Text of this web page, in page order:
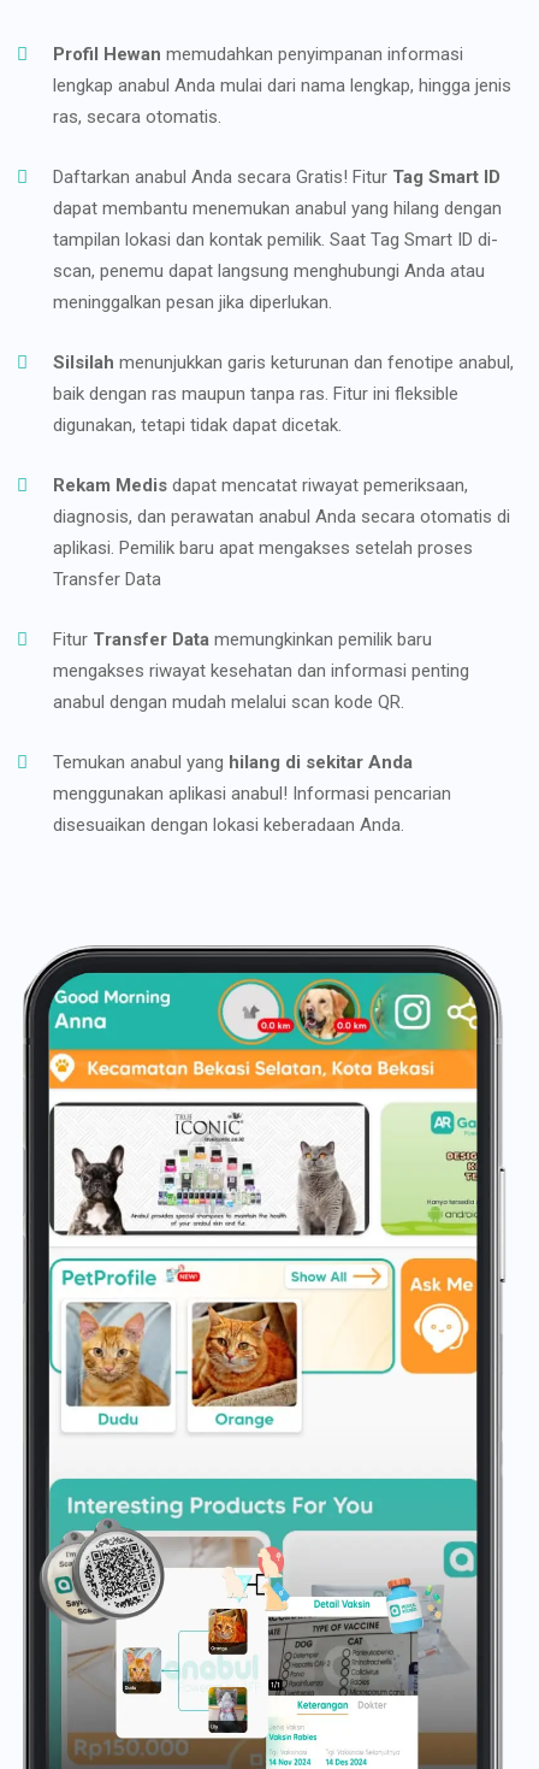
Profil Hewan memudahkan penyimpanan informasi
lengkap anabul Anda mulai dari nama lengkap, hingga jenis
ras, secara otomatis.
Daftarkan anabul Anda secara Gratis! Fitur Tag Smart ID
dapat membantu menemukan anabul yang hilang dengan
tampilan lokasi dan kontak pemilik. Saat Tag Smart ID di-
scan, penemu dapat langsung menghubungi Anda atau
meninggalkan pesan jika diperlukan.
Silsilah menunjukkan garis keturunan dan fenotipe anabul,
baik dengan ras maupun tanpa ras. Fitur ini fleksible
digunakan, tetapi tidak dapat dicetak.
Rekam Medis dapat mencatat riwayat pemeriksaan,
diagnosis, dan perawatan anabul Anda secara otomatis di
aplikasi. Pemilik baru apat mengakses setelah proses
Transfer Data
Fitur Transfer Data memungkinkan pemilik baru
mengakses riwayat kesehatan dan informasi penting
anabul dengan mudah melalui scan kode QR.
Temukan anabul yang hilang di sekitar Anda
menggunakan aplikasi anabul! Informasi pencarian
disesuaikan dengan lokasi keberadaan Anda.